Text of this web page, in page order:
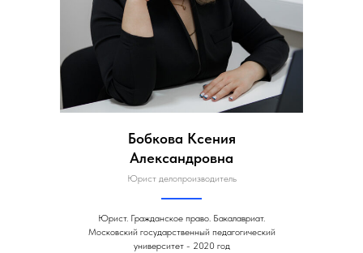
Бобкова Ксения
Александровна
Юрист делопроизводитель
Юрист. Гражданское право. Бакалавриат.
Московский государственный педагогический
университет - 2020 год